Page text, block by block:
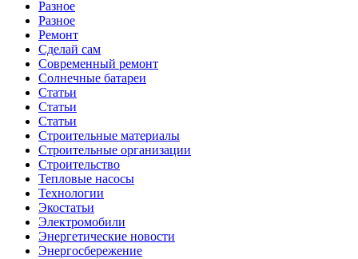
Разное
Разное
Ремонт
Сделай сам
Современный ремонт
Солнечные батареи
Статьи
Статьи
Статьи
Строительные материалы
Строительные организации
Строительство
Тепловые насосы
Технологии
Экостатьи
Электромобили
Энергетические новости
Энергосбережение